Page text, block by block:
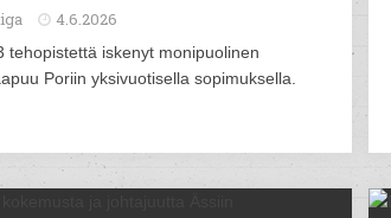
4.6.2026
tehopistettä iskenyt monipuolinen
Poriin yksivuotisella sopimuksella.